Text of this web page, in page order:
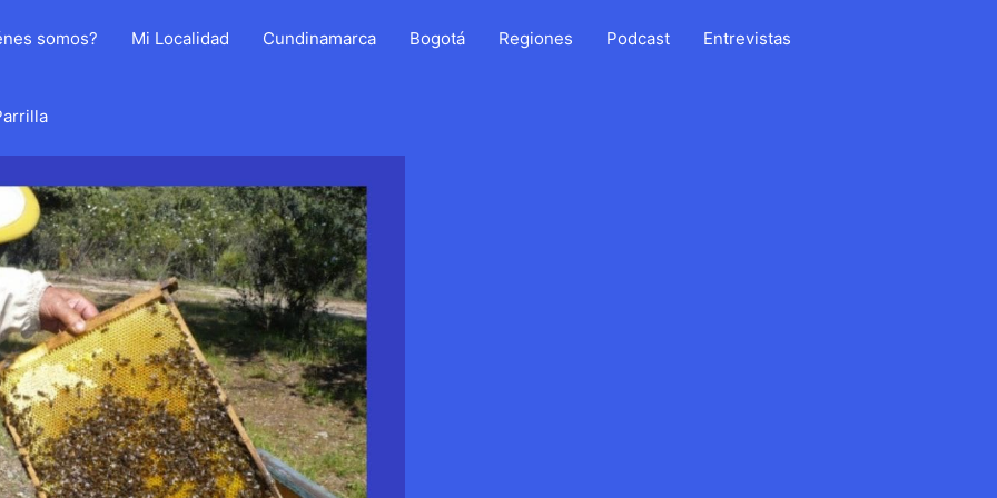
somos? Mi Localidad Cundinamarca Bogotá Regiones Podcast Entrevistas